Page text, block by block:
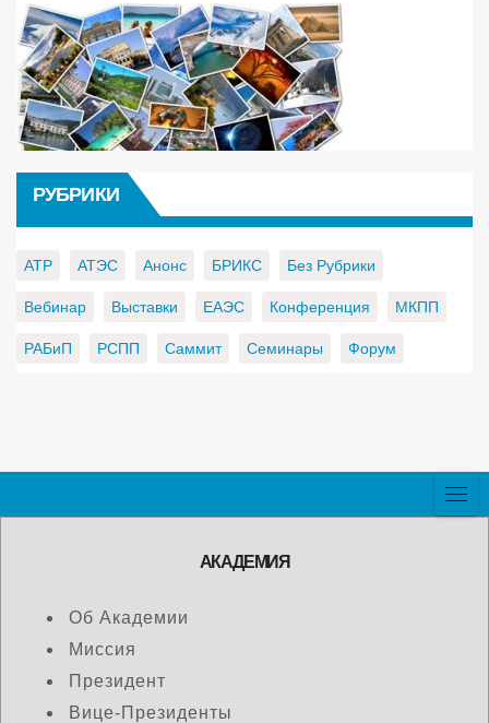
РУБРИКИ
АТР АТЭС Анонс БРИКС Без Рубрики
Вебинар Выставки ЕАЭС Конференция МКПП
РАБиП РСПП Саммит Семинары Форум
АКАДЕМИЯ
Об Академии
Миссия
Президент
Вице-Президенты